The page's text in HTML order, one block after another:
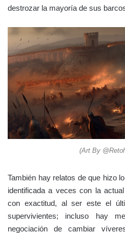
destrozar la mayoría de sus
(Art By
También hay relatos de que hizo
identificada a veces con la
con exactitud, al ser este el
supervivientes; incluso hay
negociación de cambiar